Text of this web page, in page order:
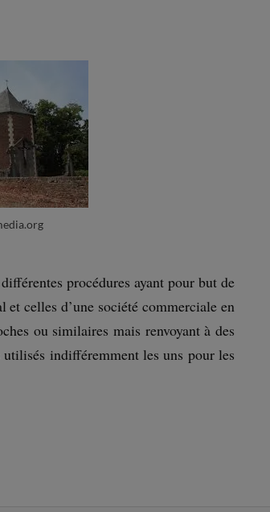
procédures ayant pour but de
celles d’une société commerciale en
ou similaires mais renvoyant à des
indifféremment les uns pour les